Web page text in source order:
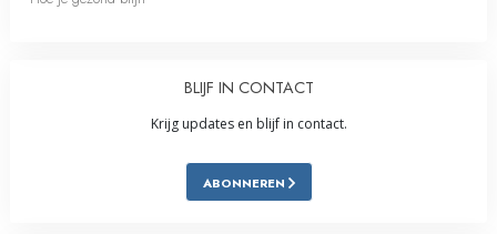
BLIJF IN CONTACT
Krijg updates en blijf in contact.
ABONNEREN